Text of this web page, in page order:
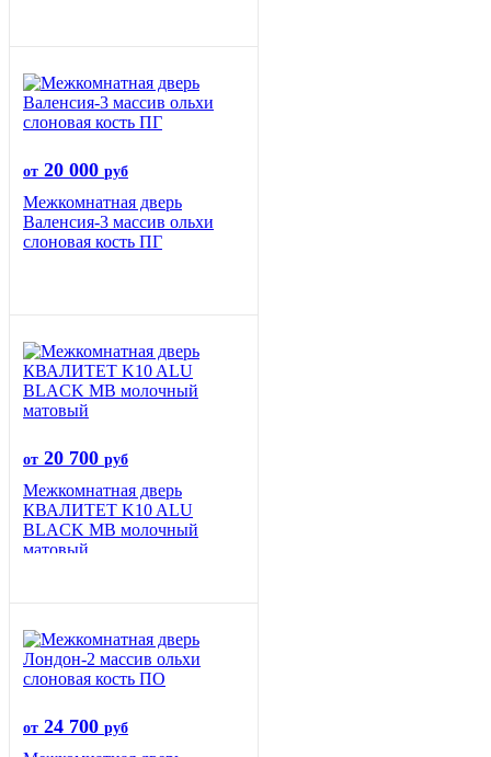
от 20 000 руб
Межкомнатная дверь
Валенсия-3 массив ольхи
слоновая кость ПГ
от 20 700 руб
Межкомнатная дверь
КВАЛИТЕТ K10 ALU
BLACK MB молочный
матовый
от 24 700 руб